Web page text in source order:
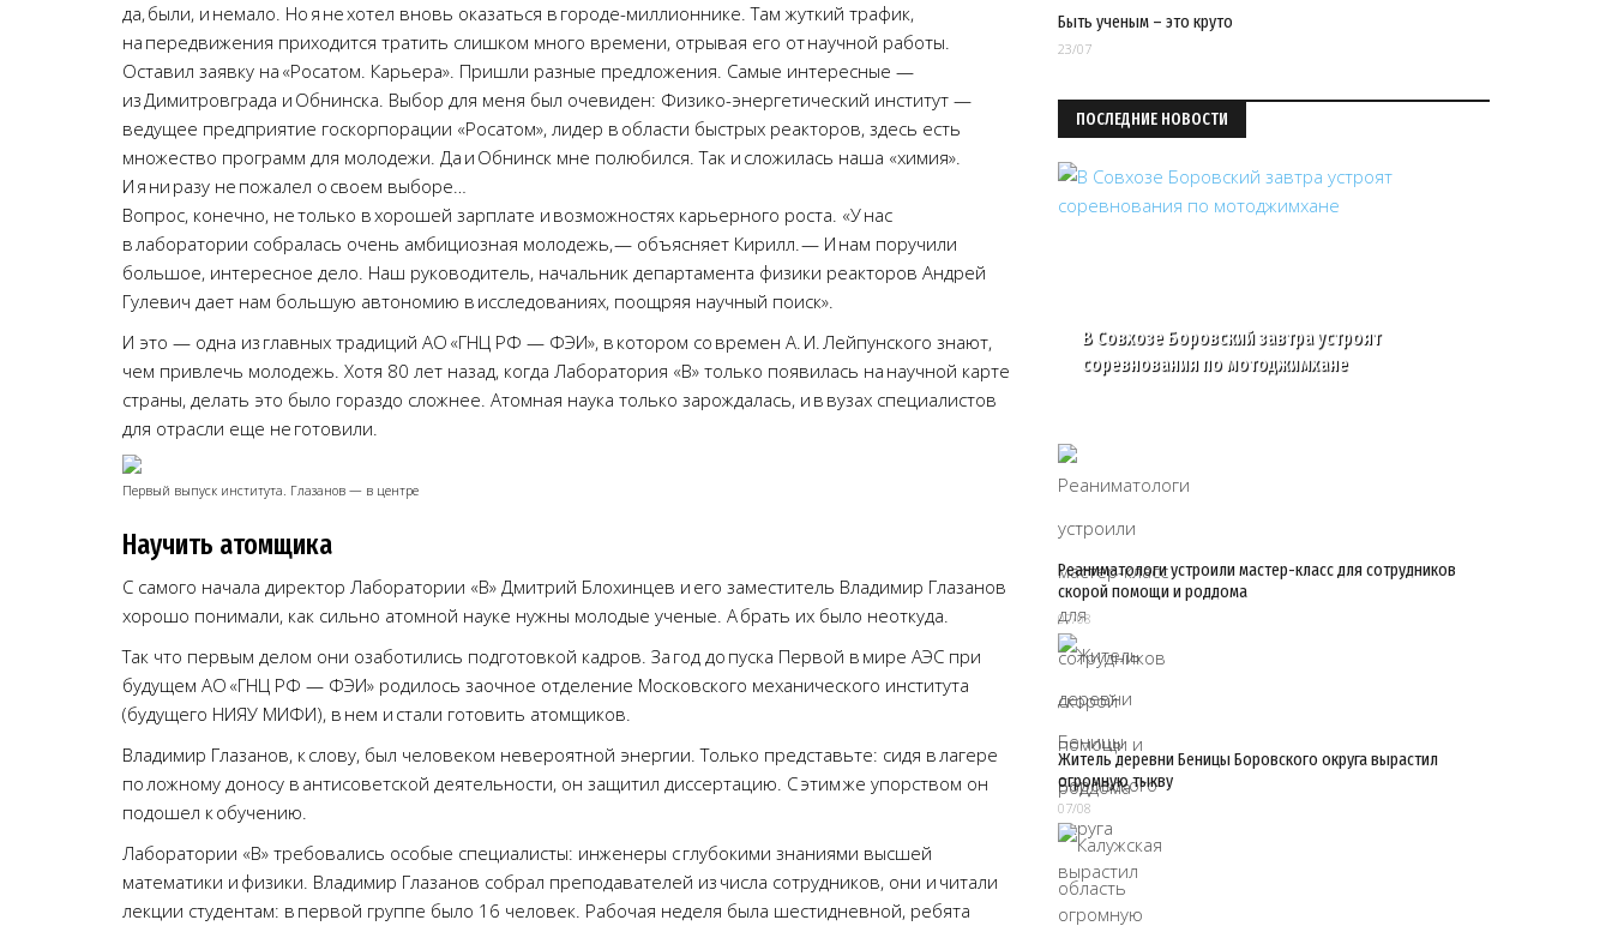
да, были, и немало. Но я не хотел вновь оказаться в городе-миллионнике. Там жуткий трафик,
на передвижения приходится тратить слишком много времени, отрывая его от научной работы.
Оставил заявку на «Росатом. Карьера». Пришли разные предложения. Самые интересные —
из Димитровграда и Обнинска. Выбор для меня был очевиден: Физико-энергетический институт —
ведущее предприятие госкорпорации «Росатом», лидер в области быстрых реакторов, здесь есть
множество программ для молодежи. Да и Обнинск мне полюбился. Так и сложилась наша «химия».
И я ни разу не пожалел о своем выборе…
Вопрос, конечно, не только в хорошей зарплате и возможностях карьерного роста. «У нас
в лаборатории собралась очень амбициозная молодежь, — объясняет Кирилл. — И нам поручили
большое, интересное дело. Наш руководитель, начальник департамента физики реакторов Андрей
Гулевич дает нам большую автономию в исследованиях, поощряя научный поиск».
И это — одна из главных традиций АО «ГНЦ РФ — ФЭИ», в котором со времен А. И. Лейпунского знают,
чем привлечь молодежь. Хотя 80 лет назад, когда Лаборатория «В» только появилась на научной карте
страны, делать это было гораздо сложнее. Атомная наука только зарождалась, и в вузах специалистов
для отрасли еще не готовили.
Первый выпуск института. Глазанов — в центре
Научить атомщика
С самого начала директор Лаборатории «В» Дмитрий Блохинцев и его заместитель Владимир Глазанов
хорошо понимали, как сильно атомной науке нужны молодые ученые. А брать их было неоткуда.
Так что первым делом они озаботились подготовкой кадров. За год до пуска Первой в мире АЭС при
будущем АО «ГНЦ РФ — ФЭИ» родилось заочное отделение Московского механического института
(будущего НИЯУ МИФИ), в нем и стали готовить атомщиков.
Владимир Глазанов, к слову, был человеком невероятной энергии. Только представьте: сидя в лагере
по ложному доносу в антисоветской деятельности, он защитил диссертацию. С этим же упорством он
подошел к обучению.
Лаборатории «В» требовались особые специалисты: инженеры с глубокими знаниями высшей
математики и физики. Владимир Глазанов собрал преподавателей из числа сотрудников, они и читали
лекции студентам: в первой группе было 16 человек. Рабочая неделя была шестидневной, ребята
Быть ученым – это круто
23/07
ПОСЛЕДНИЕ НОВОСТИ
В Совхозе Боровский завтра устроят
соревнования по мотоджимхане
Реаниматологи устроили мастер-класс для сотрудников
скорой помощи и роддома
07/08
Житель деревни Беницы Боровского округа вырастил
огромную тыкву
07/08